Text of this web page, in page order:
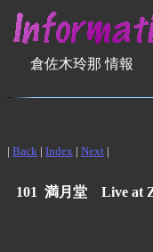
倉佐木玲那 情報
| Back | Index | Next |
101 満月堂 Live at